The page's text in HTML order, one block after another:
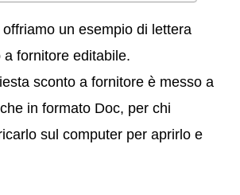
un esempio di lettera
fornitore editabile.
sconto a fornitore è messo a
in formato Doc, per chi
sul computer per aprirlo e